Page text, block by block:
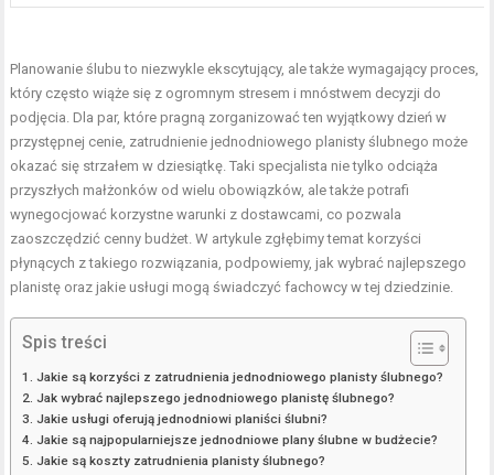
Planowanie ślubu to niezwykle ekscytujący, ale także wymagający proces,
który często wiąże się z ogromnym stresem i mnóstwem decyzji do
podjęcia. Dla par, które pragną zorganizować ten wyjątkowy dzień w
przystępnej cenie, zatrudnienie jednodniowego planisty ślubnego może
okazać się strzałem w dziesiątkę. Taki specjalista nie tylko odciąża
przyszłych małżonków od wielu obowiązków, ale także potrafi
wynegocjować korzystne warunki z dostawcami, co pozwala
zaoszczędzić cenny budżet. W artykule zgłębimy temat korzyści
płynących z takiego rozwiązania, podpowiemy, jak wybrać najlepszego
planistę oraz jakie usługi mogą świadczyć fachowcy w tej dziedzinie.
Spis treści
Jakie są korzyści z zatrudnienia jednodniowego planisty ślubnego?
Jak wybrać najlepszego jednodniowego planistę ślubnego?
Jakie usługi oferują jednodniowi planiści ślubni?
Jakie są najpopularniejsze jednodniowe plany ślubne w budżecie?
Jakie są koszty zatrudnienia planisty ślubnego?